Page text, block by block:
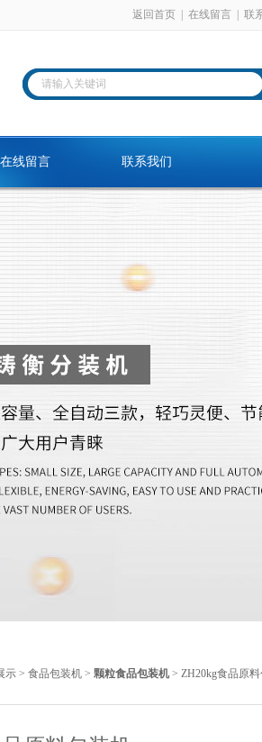
返回首页 在线留言 联
在线留言 联系我们
示 > 食品包装机 > 颗粒食品包装机 > ZH20kg食品原